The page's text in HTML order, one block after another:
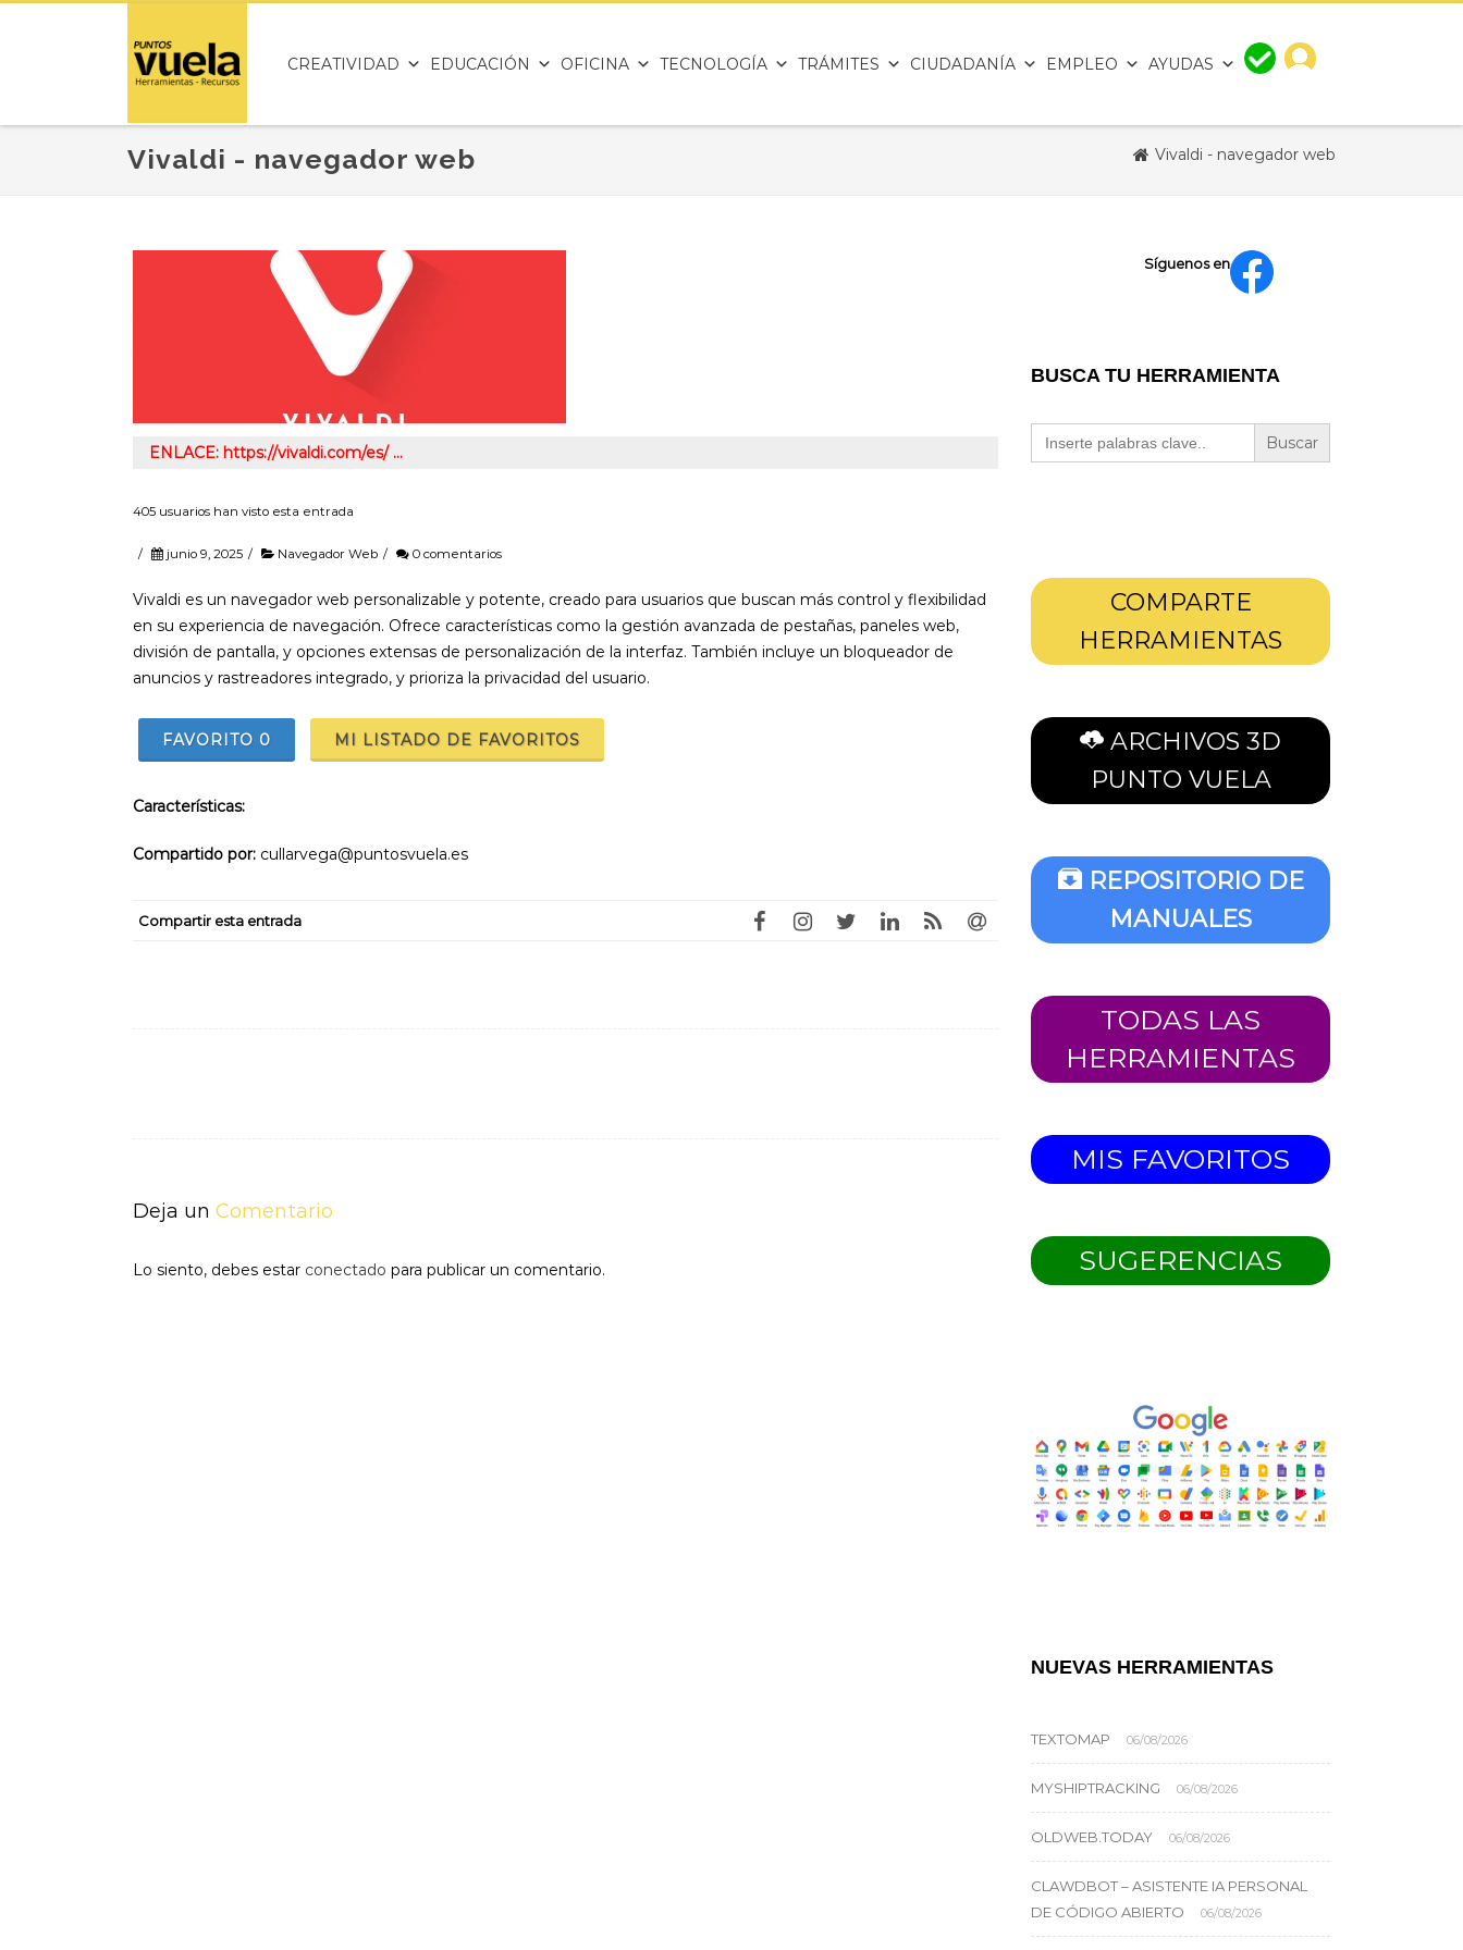
CREATIVIDAD EDUCACIÓN OFICINA TECNOLOGÍA TRÁMITES CIUDADANÍA EMPLEO AYUDAS
Vivaldi - navegador web Vivaldi - navegador web
ENLACE: https://vivaldi.com/es/ …
405 usuarios han visto esta entrada
/ junio 9, 2025 / Navegador Web / 0 comentarios
Vivaldi es un navegador web personalizable y potente, creado para usuarios que buscan más control y flexibilidad
en su experiencia de navegación. Ofrece características como la gestión avanzada de pestañas, paneles web,
división de pantalla, y opciones extensas de personalización de la interfaz. También incluye un bloqueador de
anuncios y rastreadores integrado, y prioriza la privacidad del usuario.
FAVORITO 0 MI LISTADO DE FAVORITOS
Características:
Compartido por: cullarvega@puntosvuela.es
Compartir esta entrada
Deja un Comentario
Lo siento, debes estar conectado para publicar un comentario.
Síguenos en
BUSCA TU HERRAMIENTA
Buscar:
COMPARTE
HERRAMIENTAS
ARCHIVOS 3D
PUNTO VUELA
REPOSITORIO DE
MANUALES
TODAS LAS
HERRAMIENTAS
MIS FAVORITOS
SUGERENCIAS
NUEVAS HERRAMIENTAS
TEXTOMAP 06/08/2026
MYSHIPTRACKING 06/08/2026
OLDWEB.TODAY 06/08/2026
CLAWDBOT – ASISTENTE IA PERSONAL
DE CÓDIGO ABIERTO
06/08/2026